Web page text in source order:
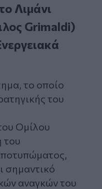
Λιμάνι
Grimaldi)
το οποίο
του
Ομίλου
του
σημαντικό
αναγκών του